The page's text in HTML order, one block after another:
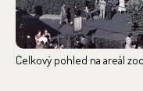
Celkový pohled na areál zoo